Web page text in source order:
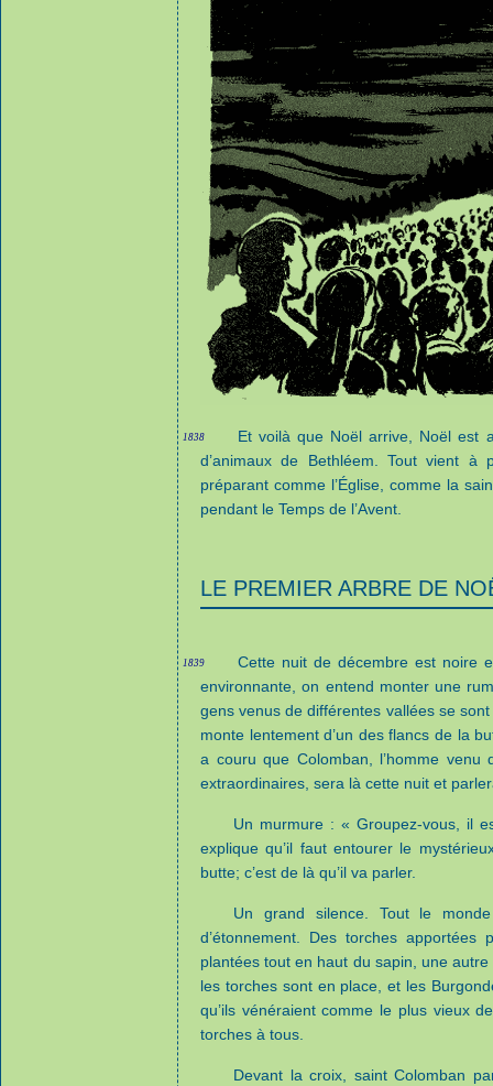
1838
Et voilà que Noël arrive, Noël est
d’animaux de Bethléem. Tout vient
préparant comme l’Église, comme la
pendant le Temps de l’Avent.
LE PREMIER ARBRE DE
1839
Cette nuit de décembre est noire
environnante, on entend monter une
gens venus de différentes vallées se
monte lentement d’un des flancs de la
a couru que Colomban, l’homme venu
extraordinaires, sera là cette nuit et
Un murmure : « Groupez-vous, il
explique qu’il faut entourer le
butte; c’est de là qu’il va parler.
Un grand silence. Tout le
d’étonnement. Des torches
plantées tout en haut du sapin, une
les torches sont en place, et les
qu’ils vénéraient comme le plus vieux
torches à tous.
Devant la croix, saint Colomban